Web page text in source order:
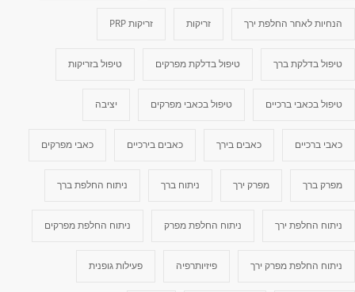
הנחיות לאחר החלפת ירך זריקות זריקות PRP
טיפול בדלקת ברך טיפול בדלקת מפרקים טיפול בזריקות
טיפול בכאבי ברכיים טיפול בכאבי מפרקים יציבה
כאבי ברכיים כאבים בירך כאבים בירכיים כאבי מפרקים
מפרק ברך מפרק ירך ניתוח ברך ניתוח החלפת ברך
ניתוח החלפת ירך ניתוח החלפת מפרק ניתוח החלפת מפרקים
ניתוח החלפת מפרק ירך פיזיותרפיה פעילות גופנית